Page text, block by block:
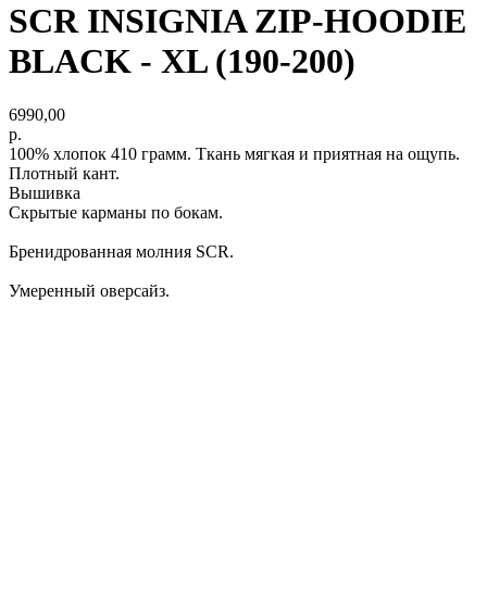
SCR INSIGNIA ZIP-HOODIE
BLACK - XL (190-200)
6990,00
р.
100% хлопок 410 грамм. Ткань мягкая и приятная на ощупь.
Плотный кант.
Вышивка
Скрытые карманы по бокам.
Бренидрованная молния SCR.
Умеренный оверсайз.